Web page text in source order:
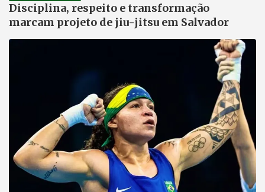
Disciplina, respeito e transformação
marcam projeto de jiu-jitsu em Salvador